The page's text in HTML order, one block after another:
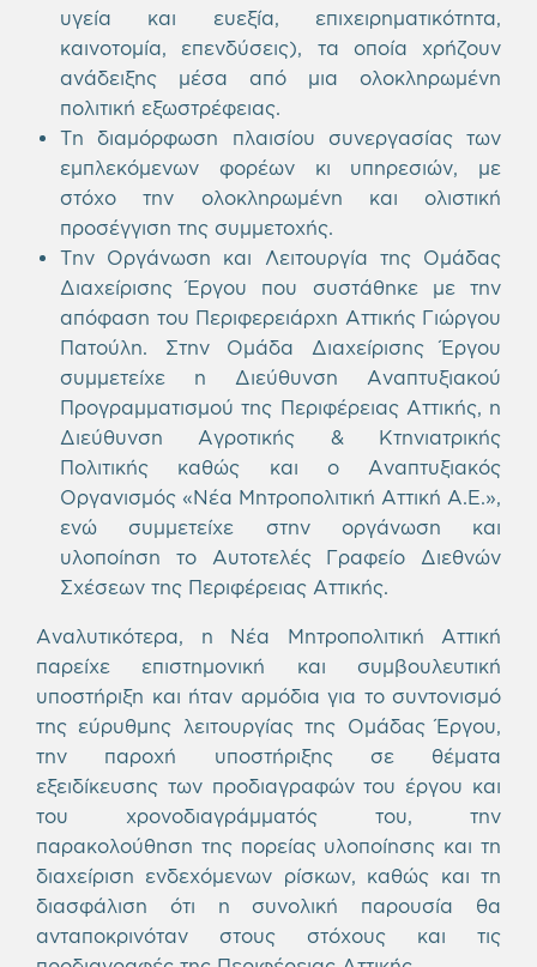
υγεία και ευεξία, επιχειρηματικότητα,
καινοτομία, επενδύσεις), τα οποία χρήζουν
ανάδειξης μέσα από μια ολοκληρωμένη
πολιτική εξωστρέφειας.
Τη διαμόρφωση πλαισίου συνεργασίας των
εμπλεκόμενων φορέων κι υπηρεσιών, με
στόχο την ολοκληρωμένη και ολιστική
προσέγγιση της συμμετοχής.
Την Οργάνωση και Λειτουργία της Ομάδας
Διαχείρισης Έργου που συστάθηκε με την
απόφαση του Περιφερειάρχη Αττικής Γιώργου
Πατούλη. Στην Ομάδα Διαχείρισης Έργου
συμμετείχε η Διεύθυνση Αναπτυξιακού
Προγραμματισμού της Περιφέρειας Αττικής, η
Διεύθυνση Αγροτικής & Κτηνιατρικής
Πολιτικής καθώς και ο Αναπτυξιακός
Οργανισμός «Νέα Μητροπολιτική Αττική Α.Ε.»,
ενώ συμμετείχε στην οργάνωση και
υλοποίηση το Αυτοτελές Γραφείο Διεθνών
Σχέσεων της Περιφέρειας Αττικής.
Αναλυτικότερα, η Νέα Μητροπολιτική Αττική
παρείχε επιστημονική και συμβουλευτική
υποστήριξη και ήταν αρμόδια για το συντονισμό
της εύρυθμης λειτουργίας της Ομάδας Έργου,
την παροχή υποστήριξης σε θέματα
εξειδίκευσης των προδιαγραφών του έργου και
του χρονοδιαγράμματός του, την
παρακολούθηση της πορείας υλοποίησης και τη
διαχείριση ενδεχόμενων ρίσκων, καθώς και τη
διασφάλιση ότι η συνολική παρουσία θα
ανταποκρινόταν στους στόχους και τις